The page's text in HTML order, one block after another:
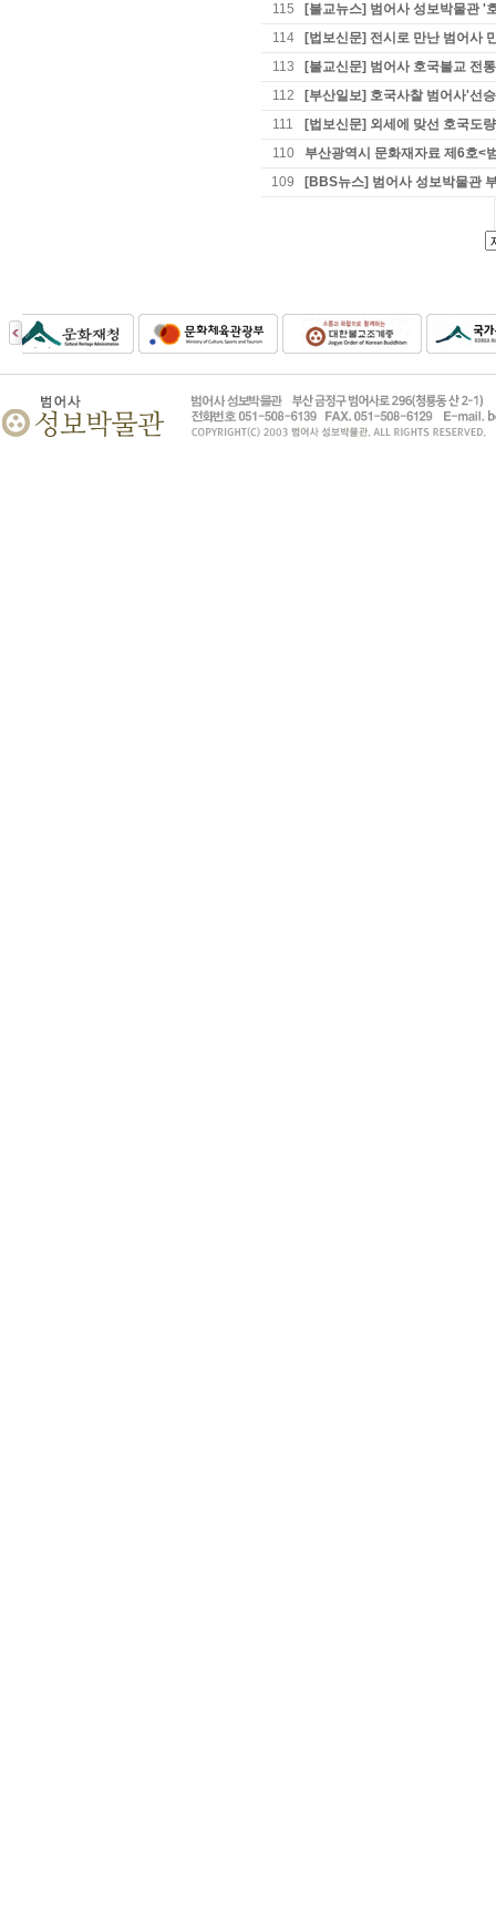
115
[불교뉴스] 범어사 성보박물관 '
114
[법보신문] 전시로 만난 범어사
113
[불교신문] 범어사 호국불교 전
112
[부산일보] 호국사찰 범어사'선
111
[법보신문] 외세에 맞선 호국도
110
부산광역시 문화재자료 제6호<
109
[BBS뉴스] 범어사 성보박물관